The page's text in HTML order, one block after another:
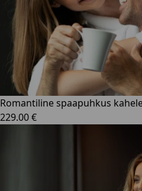
Romantiline spaapuhkus
229.00 €